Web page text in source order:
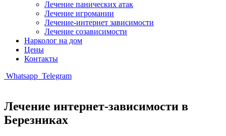
Лечение панических атак
Лечение игромании
Лечение-интернет зависимости
Лечение созависимости
Нарколог на дом
Цены
Контакты
Whatsapp Telegram
Лечение интернет-зависимости в
Березниках